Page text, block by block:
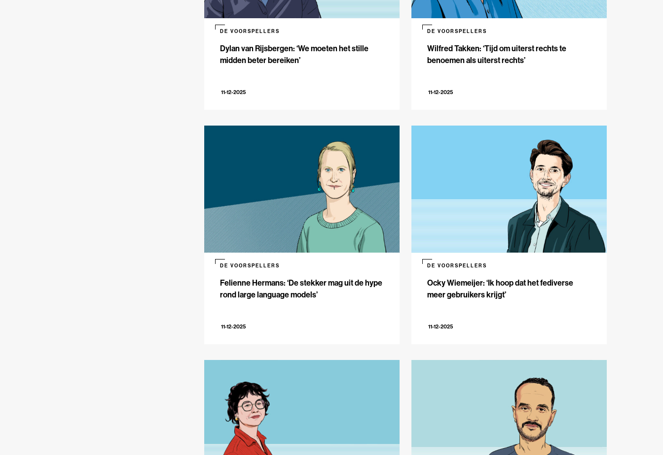
Dylan van Rijsbergen: ‘We moeten het stille
midden beter bereiken’
DE VOORSPELLERS
11-12-2025
Wilfred Takken: ‘Tijd om uiterst rechts te
benoemen als uiterst rechts’
DE VOORSPELLERS
11-12-2025
Felienne Hermans: ‘De stekker mag uit de hype
rond large language models’
DE VOORSPELLERS
11-12-2025
Ocky Wiemeijer: ‘Ik hoop dat het fediverse
meer gebruikers krijgt’
DE VOORSPELLERS
11-12-2025